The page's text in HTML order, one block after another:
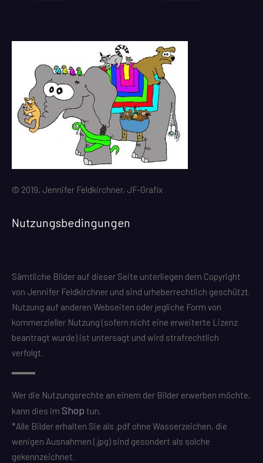
© 2019, Jennifer Feldkirchner, JF-Grafix
Nutzungsbedingungen
Sämtliche Bilder auf dieser Seite unterliegen dem Copyright
von Jennifer Feldkirchner und sind urheberrechtlich geschützt.
Nutzung auf anderen Webseiten oder jegliche Form von
kommerzieller Nutzung (sofern nicht eine erweiterte Lizenz
beantragt wurde) ist untersagt und wird strafrechtlich
verfolgt.
Wer die Nutzungsrechte an einem der Bilder erwerben möchte,
kann dies im Shop tun.
*Alle Bilder erhalten Sie als .pdf ohne Wasserzeichen, die
wenigen Ausnahmen (.jpg) sind gesondert als solche
gekennzeichnet.